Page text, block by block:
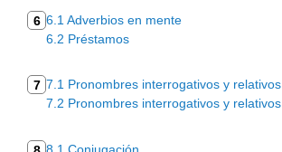
6 6.1 Adverbios en mente
6.2 Préstamos
7 7.1 Pronombres interrogativos y relativos
7.2 Pronombres interrogativos y relativos